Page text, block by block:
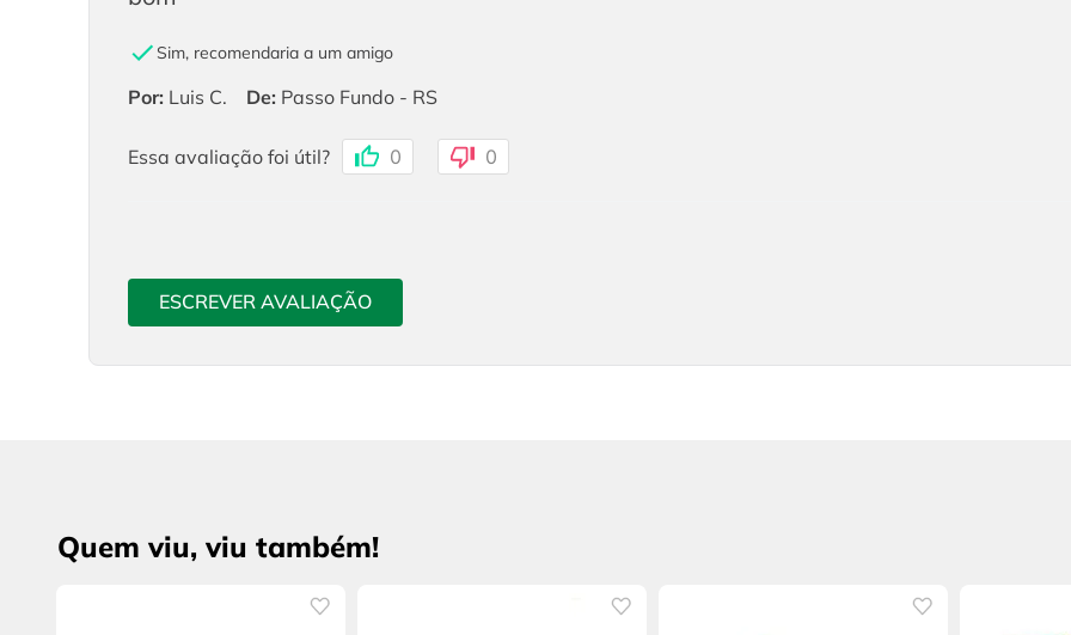
Sim, recomendaria a um amigo
Por: Luis C. De: Passo Fundo - RS
Essa avaliação foi útil? 0 0
ESCREVER AVALIAÇÃO
Quem viu, viu também!